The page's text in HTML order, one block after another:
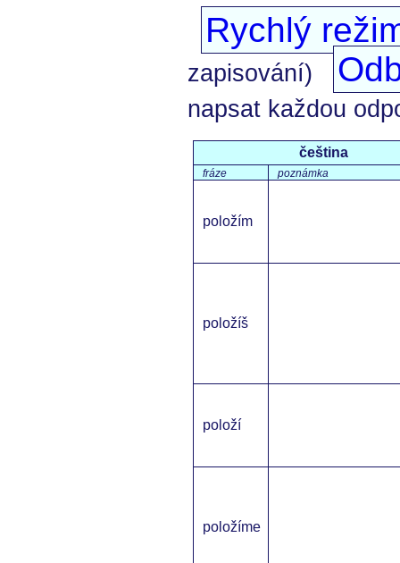
Rychlý
zapisování)
napsat každou
čeština
fráze poznámka
položím
položíš
položí
položíme